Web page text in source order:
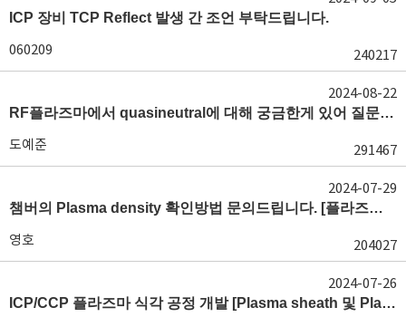
ICP 장비 TCP Reflect 발생 간 조언 부탁드립니다.
060209 240217
RF플라즈마에서 quasineutral에 대해 궁금한게 있어 질문글 올립니다.[quasineutral]
도예준 291467
2024-08-22
챔버의 Plasma density 확인방법 문의드립니다. [플라즈마 모니터링, OES, LP]
영호 204027
2024-07-29
ICP/CCP 플라즈마 식각 공정 개발 [Plasma sheath 및 Plasma generation]
2024-07-26